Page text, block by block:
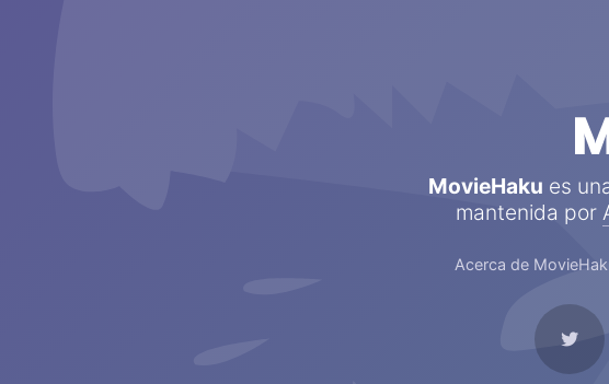
MovieHaku es
mantenida por
Acerca de